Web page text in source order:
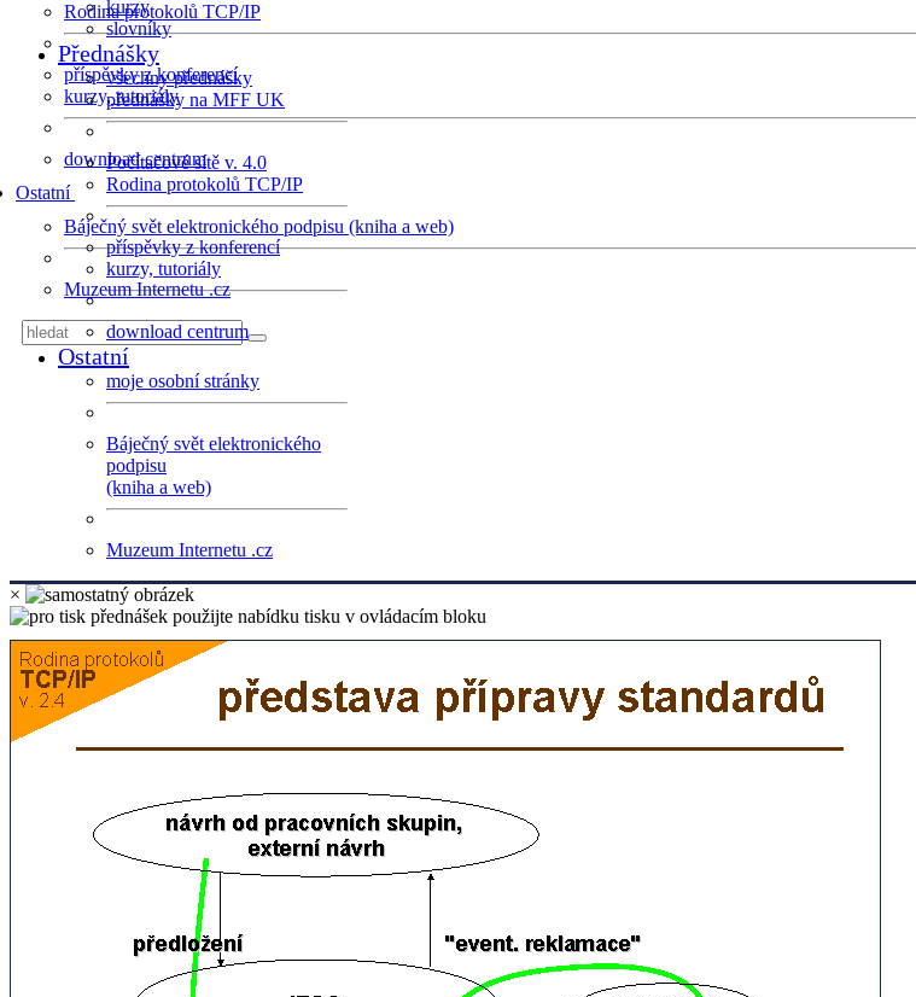
Rodina protokolů TCP/IP
příspěvky z konferencí
kurzy, tutoriály
download centrum
Ostatní
Báječný svět elektronického podpisu (kniha a web)
Muzeum Internetu .cz
kurzy
slovníky
Přednášky
všechny přednášky
přednášky na MFF UK
Počítačové sítě v. 4.0
Rodina protokolů TCP/IP
příspěvky z konferencí
kurzy, tutoriály
download centrum
Ostatní
moje osobní stránky
Báječný svět elektronického
podpisu
(kniha a web)
Muzeum Internetu .cz
×